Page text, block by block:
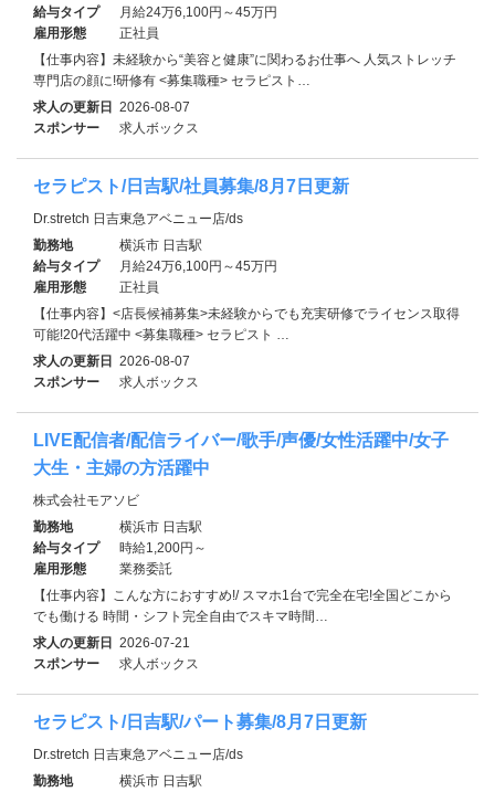
給与タイプ
月給24万6,100円～45万円
雇用形態
正社員
【仕事内容】未経験から“美容と健康”に関わるお仕事へ 人気ストレッチ
専門店の顔に!研修有 <募集職種> セラピスト…
求人の更新日 2026-08-07
スポンサー
求人ボックス
セラピスト/日吉駅/社員募集/8月7日更新
Dr.stretch 日吉東急アベニュー店/ds
勤務地
横浜市 日吉駅
給与タイプ
月給24万6,100円～45万円
雇用形態
正社員
【仕事内容】<店長候補募集>未経験からでも充実研修でライセンス取得
可能!20代活躍中 <募集職種> セラピスト …
求人の更新日 2026-08-07
スポンサー
求人ボックス
LIVE配信者/配信ライバー/歌手/声優/女性活躍中/女子
大生・主婦の方活躍中
株式会社モアソビ
勤務地
横浜市 日吉駅
給与タイプ
時給1,200円～
雇用形態
業務委託
【仕事内容】こんな方におすすめ!/ スマホ1台で完全在宅!全国どこから
でも働ける 時間・シフト完全自由でスキマ時間…
求人の更新日 2026-07-21
スポンサー
求人ボックス
セラピスト/日吉駅/パート募集/8月7日更新
Dr.stretch 日吉東急アベニュー店/ds
勤務地
横浜市 日吉駅